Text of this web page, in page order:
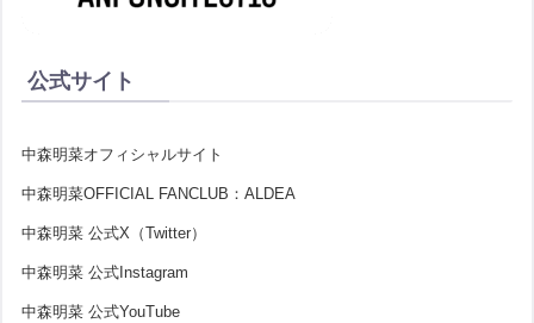
公式サイト
中森明菜オフィシャルサイト
中森明菜OFFICIAL FANCLUB：ALDEA
中森明菜 公式X（Twitter）
中森明菜 公式Instagram
中森明菜 公式YouTube